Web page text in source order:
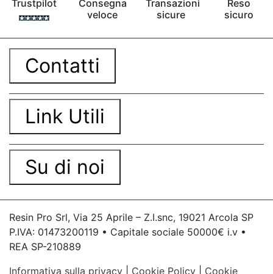
Trustpilot
Consegna
veloce
Transazioni
sicure
Reso
sicuro
Contatti
Link Utili
Su di noi
Resin Pro Srl, Via 25 Aprile – Z.I.snc, 19021 Arcola SP
P.IVA: 01473200119 • Capitale sociale 50000€ i.v •
REA SP-210889
Informativa sulla privacy
Cookie Policy Cookie